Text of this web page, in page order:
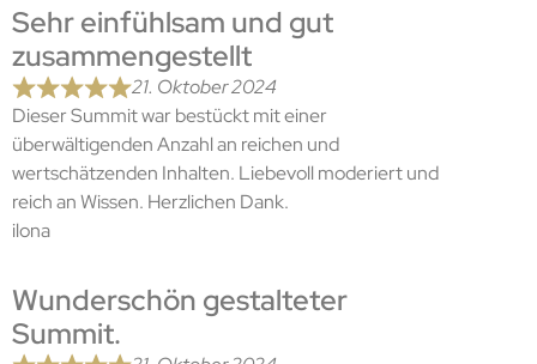
Sehr einfühlsam und gut
zusammengestellt
21. Oktober 2024
Dieser Summit war bestückt mit einer
überwältigenden Anzahl an reichen und
wertschätzenden Inhalten. Liebevoll moderiert und
reich an Wissen. Herzlichen Dank.
ilona
Wunderschön gestalteter
Summit.